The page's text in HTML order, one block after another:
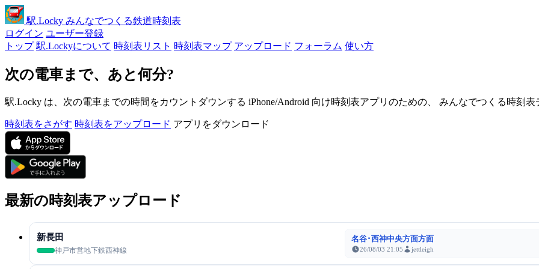
駅.Locky みんなでつくる鉄道時刻表
ログイン ユーザー登録
トップ 駅.Lockyについて 時刻表リスト 時刻表マップ アップロード フォーラム 使い方
次の電車まで、あと何分?
駅.Locky は、次の電車までの時間をカウントダウンする iPhone/Android 向け時刻表アプリのための、 みんなでつくる時刻表
時刻表をさがす 時刻表をアップロード アプリをダウンロード
最新の時刻表アップロード
新長田
神戸市営地下鉄西神線
名谷･西神中央方面方面
26/08/03 21:05 jettleigh